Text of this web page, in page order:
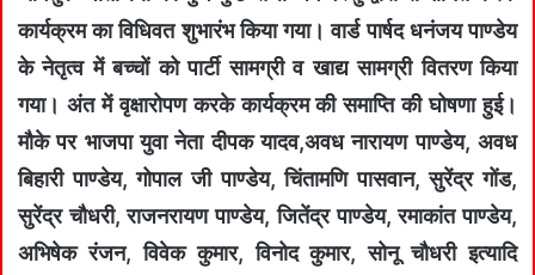
कार्यक्रम का विधिवत शुभारंभ किया गया। वार्ड पार्षद धनंजय पाण्डेय
के नेतृत्व में बच्चों को पार्टी सामग्री व खाद्य सामग्री वितरण किया
गया। अंत में वृक्षारोपण करके कार्यक्रम की समाप्ति की घोषणा हुई।
मौके पर भाजपा युवा नेता दीपक यादव,अवध नारायण पाण्डेय, अवध
बिहारी पाण्डेय, गोपाल जी पाण्डेय, चिंतामणि पासवान, सुरेंद्र गोंड,
सुरेंद्र चौधरी, राजनरायण पाण्डेय, जितेंद्र पाण्डेय, रमाकांत पाण्डेय,
अभिषेक रंजन, विवेक कुमार, विनोद कुमार, सोनू चौधरी इत्यादि